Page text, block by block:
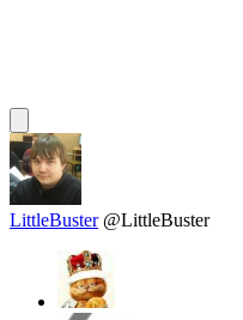
LittleBuster @LittleBuster